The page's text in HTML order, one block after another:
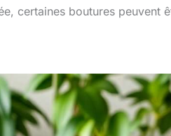
certaines boutures peuvent